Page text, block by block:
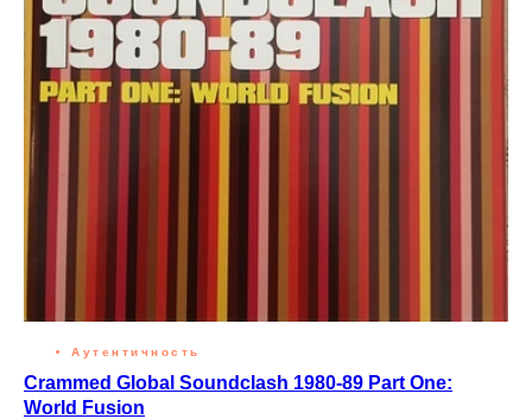
Аутентичность
Crammed Global Soundclash 1980-89 Part One:
World Fusion